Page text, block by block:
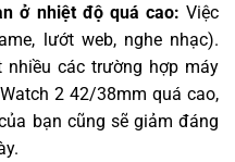
ở nhiệt độ quá cao: Việc
lướt web, nghe nhạc).
các trường hợp máy
2 42/38mm quá cao,
bạn cũng sẽ giảm đáng